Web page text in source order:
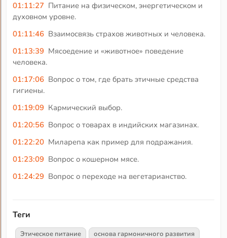
01:11:27 Питание на физическом, энергетическом и
духовном уровне.
01:11:46 Взаимосвязь страхов животных и человека.
01:13:39 Мясоедение и «животное» поведение
человека.
01:17:06 Вопрос о том, где брать этичные средства
гигиены.
01:19:09 Кармический выбор.
01:20:56 Вопрос о товарах в индийских магазинах.
01:22:20 Миларепа как пример для подражания.
01:23:09 Вопрос о кошерном мясе.
01:24:29 Вопрос о переходе на вегетарианство.
Теги
Этическое питание основа гармоничного развития